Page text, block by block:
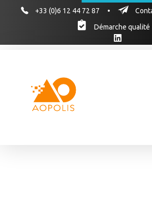
+33 (0)6 12 44 72 87 •
Démarche qualité